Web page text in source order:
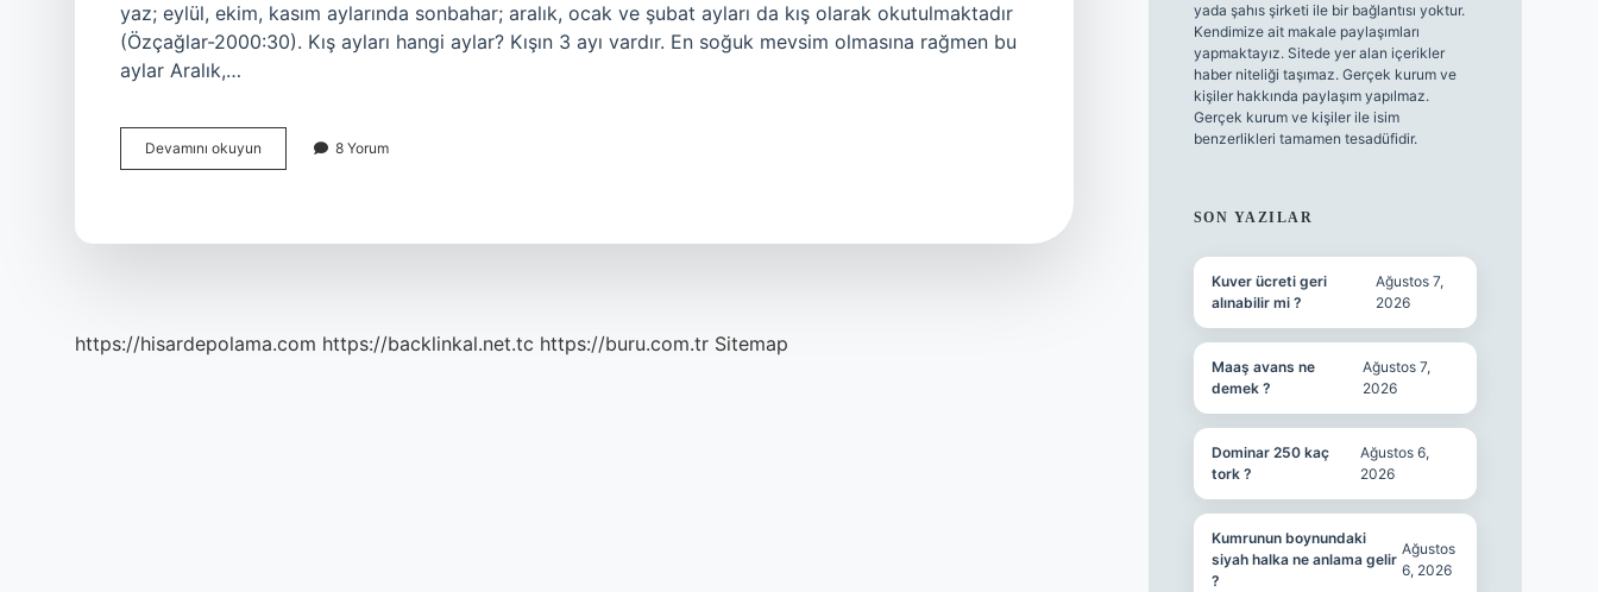
yaz; eylül, ekim, kasım aylarında sonbahar; aralık, ocak ve şubat ayları da kış olarak okutulmaktadır
(Özçağlar-2000:30). Kış ayları hangi aylar? Kışın 3 ayı vardır. En soğuk mevsim olmasına rağmen bu
aylar Aralık,…
Devamını okuyun
Ayı
8 Yorum
https://hisardepolama.com https://backlinkal.net.tc https://buru.com.tr Sitemap
yada şahıs şirketi ile bir bağlantısı yoktur.
Kendimize ait makale paylaşımları
yapmaktayız. Sitede yer alan içerikler
haber niteliği taşımaz. Gerçek kurum ve
kişiler hakkında paylaşım yapılmaz.
Gerçek kurum ve kişiler ile isim
benzerlikleri tamamen tesadüfidir.
SON YAZILAR
Kuver ücreti geri
alınabilir mi ?
Ağustos 7,
2026
Maaş avans ne
demek ?
Ağustos 7,
2026
Dominar 250 kaç
tork ?
Ağustos 6,
2026
Kumrunun boynundaki
siyah halka ne anlama gelir
?
Ağustos
6, 2026